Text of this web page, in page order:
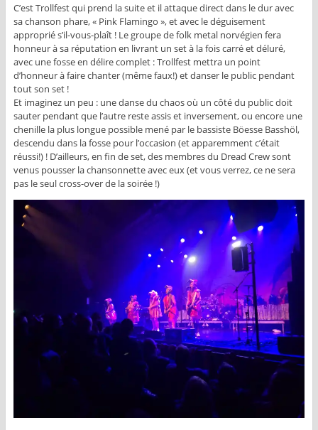
C’est Trollfest qui prend la suite et il attaque direct dans le dur avec
sa chanson phare, « Pink Flamingo », et avec le déguisement
approprié s’il-vous-plaît ! Le groupe de folk metal norvégien fera
honneur à sa réputation en livrant un set à la fois carré et déluré,
avec une fosse en délire complet : Trollfest mettra un point
d’honneur à faire chanter (même faux!) et danser le public pendant
tout son set !
Et imaginez un peu : une danse du chaos où un côté du public doit
sauter pendant que l’autre reste assis et inversement, ou encore une
chenille la plus longue possible mené par le bassiste Böesse Basshöl,
descendu dans la fosse pour l’occasion (et apparemment c’était
réussi!) ! D’ailleurs, en fin de set, des membres du Dread Crew sont
venus pousser la chansonnette avec eux (et vous verrez, ce ne sera
pas le seul cross-over de la soirée !)